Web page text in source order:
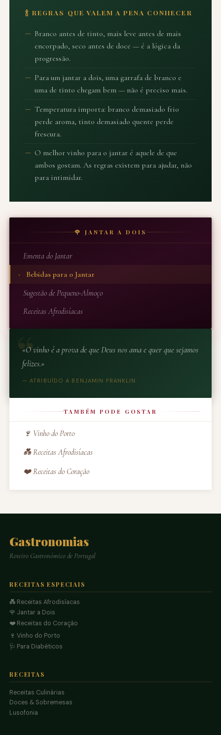
🍾 REGRAS QUE VALEM A PENA CONHECER
Branco antes de tinto, mais leve antes de mais
encorpado, seco antes de doce — é a lógica da
progressão.
Para um jantar a dois, uma garrafa de branco e
uma de tinto chegam bem — não é preciso mais.
Temperatura importa: branco demasiado frio
perde aroma, tinto demasiado quente perde
frescura.
O melhor vinho para o jantar é aquele de que
ambos gostam. As regras existem para ajudar, não
para intimidar.
🌹 JANTAR A DOIS
Ementa do Jantar
Bebidas para o Jantar
Sugestão de Pequeno-Almoço
Receitas Afrodisíacas
«O vinho é a prova de que Deus nos ama e quer que sejamos
felizes.»
— ATRIBUÍDO A BENJAMIN FRANKLIN
TAMBÉM PODE GOSTAR
🍷 Vinho do Porto
💑 Receitas Afrodisíacas
❤️ Receitas do Coração
Gastronomias
Roteiro Gastronómico de Portugal
RECEITAS ESPECIAIS
💑 Receitas Afrodisíacas
🌹 Jantar a Dois
❤️ Receitas do Coração
🍷 Vinho do Porto
🩺 Para Diabéticos
RECEITAS
Receitas Culinárias
Doces & Sobremesas
Lusofonia